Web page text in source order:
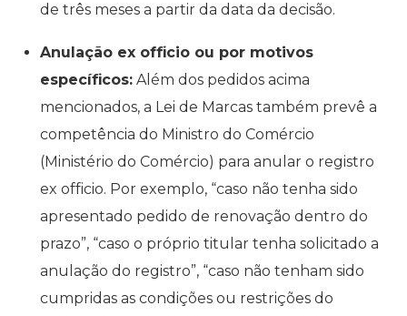
de três meses a partir da data da decisão.
Anulação ex officio ou por motivos
específicos: Além dos pedidos acima
mencionados, a Lei de Marcas também prevê a
competência do Ministro do Comércio
(Ministério do Comércio) para anular o registro
ex officio. Por exemplo, “caso não tenha sido
apresentado pedido de renovação dentro do
prazo”, “caso o próprio titular tenha solicitado a
anulação do registro”, “caso não tenham sido
cumpridas as condições ou restrições do